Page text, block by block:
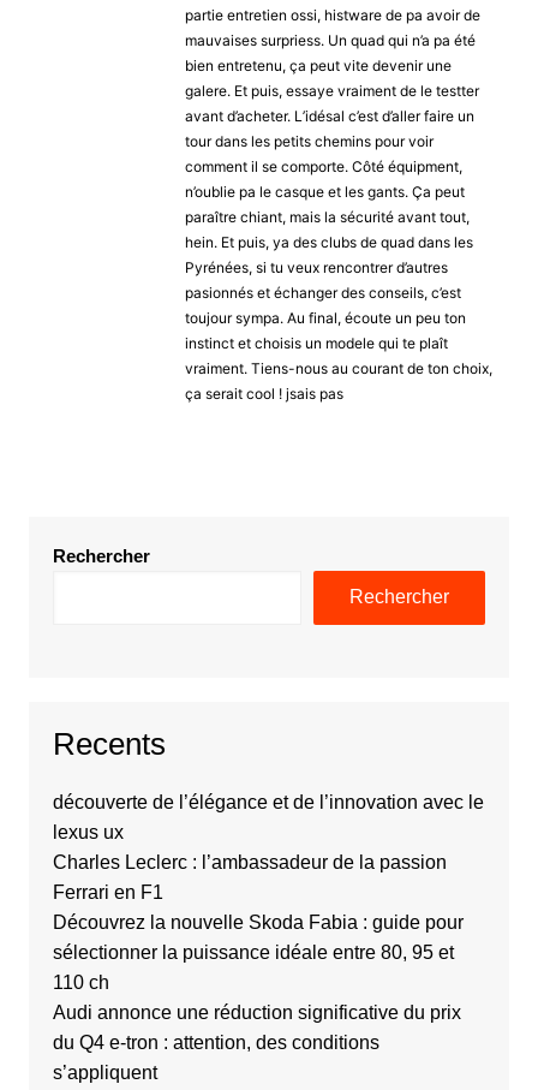
partie entretien ossi, histware de pa avoir de
mauvaises surpriess. Un quad qui n’a pa été
bien entretenu, ça peut vite devenir une
galere. Et puis, essaye vraiment de le testter
avant d’acheter. L’idésal c’est d’aller faire un
tour dans les petits chemins pour voir
comment il se comporte. Côté équipment,
n’oublie pa le casque et les gants. Ça peut
paraître chiant, mais la sécurité avant tout,
hein. Et puis, ya des clubs de quad dans les
Pyrénées, si tu veux rencontrer d’autres
pasionnés et échanger des conseils, c’est
toujour sympa. Au final, écoute un peu ton
instinct et choisis un modele qui te plaît
vraiment. Tiens-nous au courant de ton choix,
ça serait cool ! jsais pas
Rechercher
Rechercher
Recents
découverte de l’élégance et de l’innovation avec le
lexus ux
Charles Leclerc : l’ambassadeur de la passion
Ferrari en F1
Découvrez la nouvelle Skoda Fabia : guide pour
sélectionner la puissance idéale entre 80, 95 et
110 ch
Audi annonce une réduction significative du prix
du Q4 e-tron : attention, des conditions
s’appliquent